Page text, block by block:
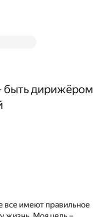
быть дирижёром
все имеют правильное